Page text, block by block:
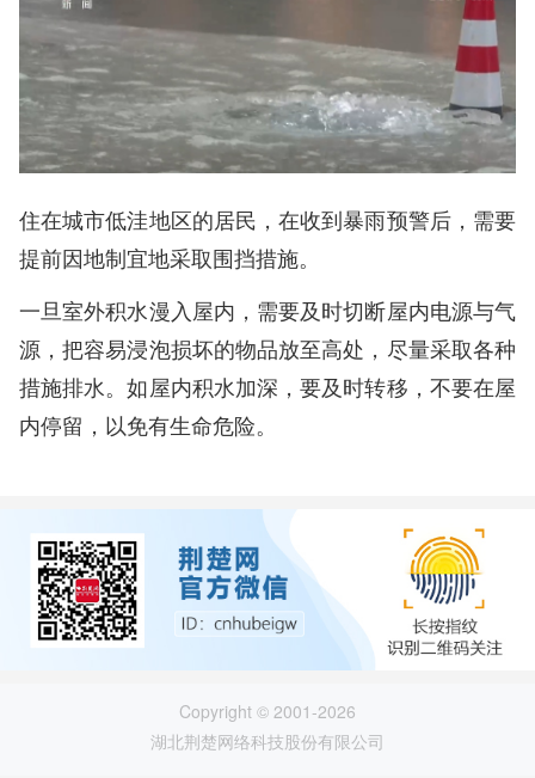
住在城市低洼地区的居民，在收到暴雨预警后，需要
提前因地制宜地采取围挡措施。
一旦室外积水漫入屋内，需要及时切断屋内电源与气
源，把容易浸泡损坏的物品放至高处，尽量采取各种
措施排水。如屋内积水加深，要及时转移，不要在屋
内停留，以免有生命危险。
Copyright © 2001-2026
湖北荆楚网络科技股份有限公司